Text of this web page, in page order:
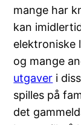
mange har
kan
elektroniske
og mange
utgaver i
spilles på
det